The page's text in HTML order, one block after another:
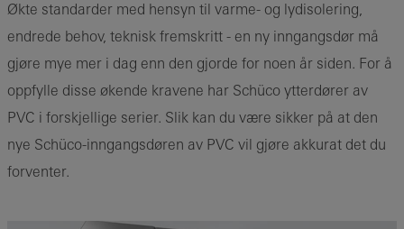
Økte standarder med hensyn til varme- og lydisolering,
endrede behov, teknisk fremskritt - en ny inngangsdør må
gjøre mye mer i dag enn den gjorde for noen år siden. For å
oppfylle disse økende kravene har Schüco ytterdører av
PVC i forskjellige serier. Slik kan du være sikker på at den
nye Schüco-inngangsdøren av PVC vil gjøre akkurat det du
forventer.